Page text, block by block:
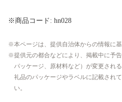
※商品コード: hn028
本ページは、提供自治体からの情報に
提供元の都合などにより、掲載中に予
パッケージ、原材料など）が変更され
礼品のパッケージやラベルに記載され
い。